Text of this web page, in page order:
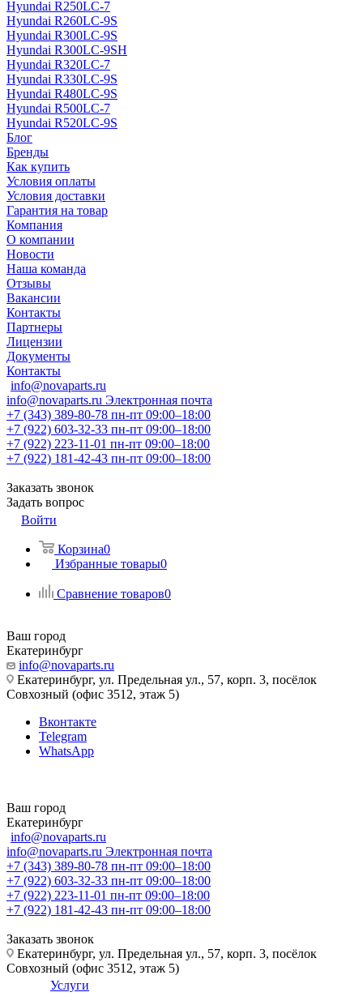
Hyundai R250LC-7
Hyundai R260LC-9S
Hyundai R300LC-9S
Hyundai R300LC-9SH
Hyundai R320LC-7
Hyundai R330LC-9S
Hyundai R480LC-9S
Hyundai R500LC-7
Hyundai R520LC-9S
Блог
Бренды
Как купить
Условия оплаты
Условия доставки
Гарантия на товар
Компания
О компании
Новости
Наша команда
Отзывы
Вакансии
Контакты
Партнеры
Лицензии
Документы
Контакты
info@novaparts.ru
info@novaparts.ru Электронная почта
+7 (343) 389-80-78 пн-пт 09:00–18:00
+7 (922) 603-32-33 пн-пт 09:00–18:00
+7 (922) 223-11-01 пн-пт 09:00–18:00
+7 (922) 181-42-43 пн-пт 09:00–18:00
Заказать звонок
Задать вопрос
Войти
Корзина0
Избранные товары0
Сравнение товаров0
Ваш город
Екатеринбург
info@novaparts.ru
Екатеринбург, ул. Предельная ул., 57, корп. 3, посёлок
Совхозный (офис 3512, этаж 5)
Вконтакте
Telegram
WhatsApp
Ваш город
Екатеринбург
info@novaparts.ru
info@novaparts.ru Электронная почта
+7 (343) 389-80-78 пн-пт 09:00–18:00
+7 (922) 603-32-33 пн-пт 09:00–18:00
+7 (922) 223-11-01 пн-пт 09:00–18:00
+7 (922) 181-42-43 пн-пт 09:00–18:00
Заказать звонок
Екатеринбург, ул. Предельная ул., 57, корп. 3, посёлок
Совхозный (офис 3512, этаж 5)
Услуги